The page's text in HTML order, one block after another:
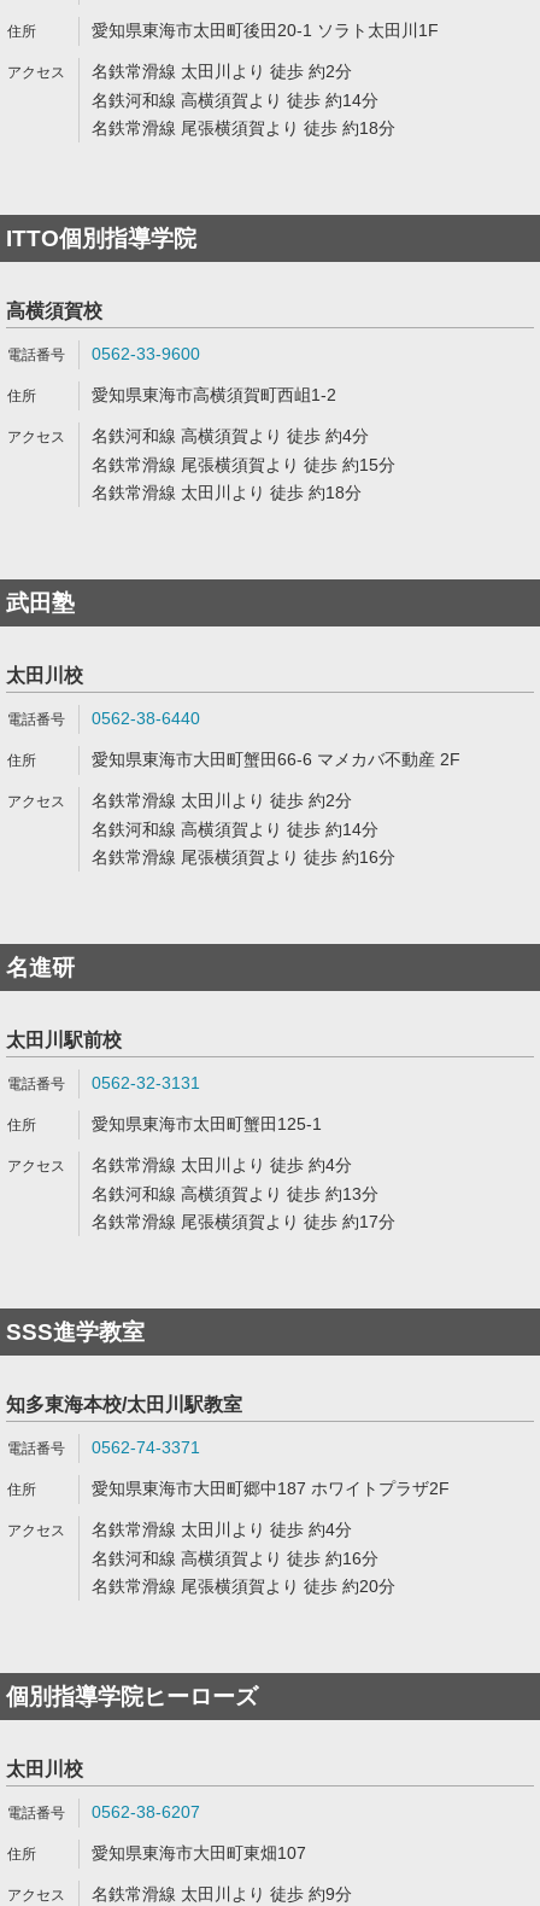
愛知県東海市太田町後田20-1 ソラト太田川1F
名鉄常滑線 太田川より 徒歩 約2分
名鉄河和線 高横須賀より 徒歩 約14分
名鉄常滑線 尾張横須賀より 徒歩 約18分
ITTO個別指導学院
高横須賀校
0562-33-9600
愛知県東海市高横須賀町西岨1-2
名鉄河和線 高横須賀より 徒歩 約4分
名鉄常滑線 尾張横須賀より 徒歩 約15分
名鉄常滑線 太田川より 徒歩 約18分
武田塾
太田川校
0562-38-6440
愛知県東海市大田町蟹田66-6 マメカバ不動産 2F
名鉄常滑線 太田川より 徒歩 約2分
名鉄河和線 高横須賀より 徒歩 約14分
名鉄常滑線 尾張横須賀より 徒歩 約16分
名進研
太田川駅前校
0562-32-3131
愛知県東海市太田町蟹田125-1
名鉄常滑線 太田川より 徒歩 約4分
名鉄河和線 高横須賀より 徒歩 約13分
名鉄常滑線 尾張横須賀より 徒歩 約17分
SSS進学教室
知多東海本校/太田川駅教室
0562-74-3371
愛知県東海市大田町郷中187 ホワイトプラザ2F
名鉄常滑線 太田川より 徒歩 約4分
名鉄河和線 高横須賀より 徒歩 約16分
名鉄常滑線 尾張横須賀より 徒歩 約20分
個別指導学院ヒーローズ
太田川校
0562-38-6207
愛知県東海市大田町東畑107
名鉄常滑線 太田川より 徒歩 約9分